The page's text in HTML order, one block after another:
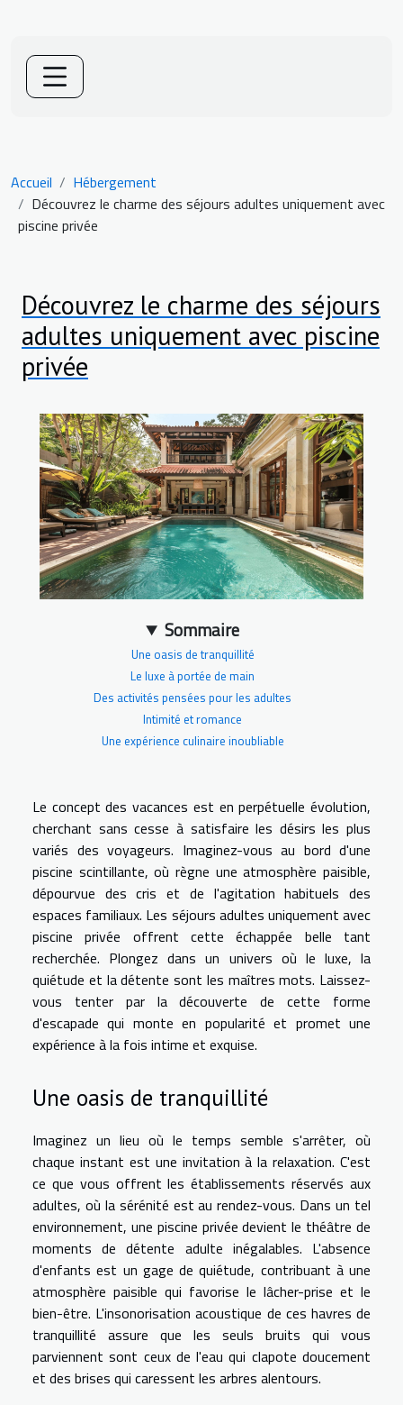
Accueil
Hébergement
Découvrez le charme des séjours adultes uniquement avec
piscine privée
Découvrez le charme des séjours
adultes uniquement avec piscine
privée
Sommaire
Une oasis de tranquillité
Le luxe à portée de main
Des activités pensées pour les adultes
Intimité et romance
Une expérience culinaire inoubliable
Le concept des vacances est en perpétuelle évolution,
cherchant sans cesse à satisfaire les désirs les plus
variés des voyageurs. Imaginez-vous au bord d'une
piscine scintillante, où règne une atmosphère paisible,
dépourvue des cris et de l'agitation habituels des
espaces familiaux. Les séjours adultes uniquement avec
piscine privée offrent cette échappée belle tant
recherchée. Plongez dans un univers où le luxe, la
quiétude et la détente sont les maîtres mots. Laissez-
vous tenter par la découverte de cette forme
d'escapade qui monte en popularité et promet une
expérience à la fois intime et exquise.
Une oasis de tranquillité
Imaginez un lieu où le temps semble s'arrêter, où
chaque instant est une invitation à la relaxation. C'est
ce que vous offrent les établissements réservés aux
adultes, où la sérénité est au rendez-vous. Dans un tel
environnement, une piscine privée devient le théâtre de
moments de détente adulte inégalables. L'absence
d'enfants est un gage de quiétude, contribuant à une
atmosphère paisible qui favorise le lâcher-prise et le
bien-être. L'insonorisation acoustique de ces havres de
tranquillité assure que les seuls bruits qui vous
parviennent sont ceux de l'eau qui clapote doucement
et des brises qui caressent les arbres alentours.